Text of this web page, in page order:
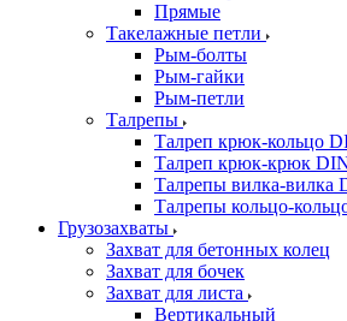
Прямые
Такелажные петли
Рым-болты
Рым-гайки
Рым-петли
Талрепы
Талреп крюк-кольцо
Талреп крюк-крюк
Талрепы вилка-вилка
Талрепы кольцо-
Грузозахваты
Захват для бетонных колец
Захват для бочек
Захват для листа
Вертикальный